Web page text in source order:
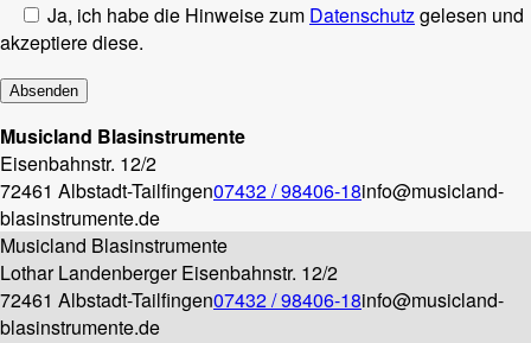
Ja, ich habe die Hinweise zum Datenschutzgelesen und
akzeptiere diese.
Musicland Blasinstrumente
Eisenbahnstr. 12/2
72461 Albstadt-Tailfingen07432 / 98406-18info@musicland-
blasinstrumente.de
Musicland Blasinstrumente
Lothar Landenberger Eisenbahnstr. 12/2
72461 Albstadt-Tailfingen07432 / 98406-18info@musicland-
blasinstrumente.de